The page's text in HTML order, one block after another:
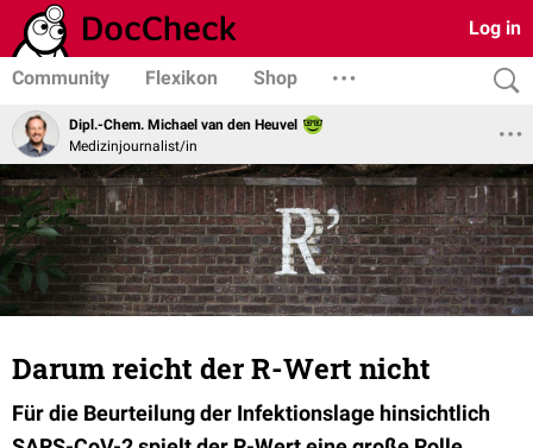
Log in
Community Flexikon Shop
Dipl.-Chem. Michael van den Heuvel
Medizinjournalist/in
Darum reicht der R-Wert nicht
Für die Beurteilung der Infektionslage hinsichtlich